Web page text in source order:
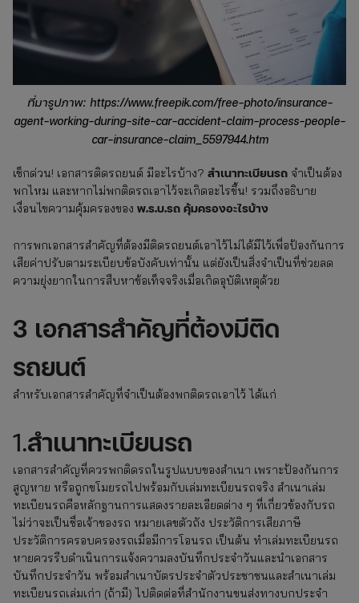
ที่มารูปภาพ: https://www.freepik.com/free-photo/insurance-
agent-working-during-site-car-accident-claim-process-people-
car-insurance-claim_5597944.htm
เช็กด่วน! เอกสารติดรถยนต์ มีอะไรบ้าง? สำเนาทะเบียนรถ จำเป็นต้อง
พกไหม และหากไม่พกติดรถเอาไว้จะเกิดอะไรขึ้น! รวมถึงอธิบาย
เงื่อนไขความคุ้มครองของ พ.ร.บ.รถ คุ้มครองอะไรบ้าง
การพกเอกสารสำคัญที่ต้องมีติดรถยนต์เอาไว้ไม่ได้มีไว้เพื่อป้องกันการ
เสียค่าปรับตามระเบียบข้อบังคับเท่านั้น แต่ยังเป็นสิ่งจำเป็นที่ช่วยลด
ความยุ่งยากในการสืบหาข้อเท็จจริงเมื่อเกิดอุบัติเหตุด้วย
3 เอกสารสำคัญที่ต้องมีติด
รถยนต์
สำหรับเอกสารสำคัญที่จำเป็นต้องพกติดรถเอาไว้ ได้แก่
1.สำเนาทะเบียนรถ
เอกสารสำคัญที่ควรพกติดรถในรูปแบบของสำเนา เพราะป้องกันการ
สูญหาย หรือถูกขโมยรถไปพร้อมกับเล่มทะเบียนรถจริง สำเนาเล่ม
ทะเบียนรถคือหลักฐานการแสดงรายละเอียดต่าง ๆ ที่เกี่ยวข้องกับรถ
ไม่ว่าจะเป็นชื่อเจ้าของรถ หมายเลขตัวถัง ประวัติการเสียภาษี
ประวัติการครอบครองรถเมื่อมีการโอนรถ เป็นต้น ทำเล่มทะเบียนรถ
หายควรรีบดำเนินการแจ้งความลงบันทึกประจำวันและนำเอกสาร
บันทึกประจำวัน พร้อมสำเนาบัตรประจำตัวประชาชนและสำเนาเล่ม
ทะเบียนรถเล่มเก่า (ถ้ามี) ไปติดต่อที่สำนักงานขนส่งทางบกประจำ